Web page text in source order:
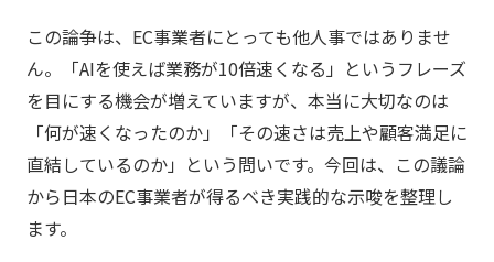
この論争は、EC事業者にとっても他人事ではありませ
ん。「AIを使えば業務が10倍速くなる」というフレーズ
を目にする機会が増えていますが、本当に大切なのは
「何が速くなったのか」「その速さは売上や顧客満足に
直結しているのか」という問いです。今回は、この議論
から日本のEC事業者が得るべき実践的な示唆を整理し
ます。